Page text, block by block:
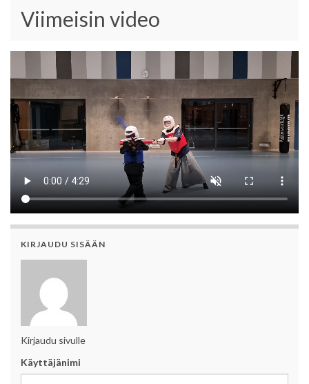
Viimeisin video
KIRJAUDU SISÄÄN
Kirjaudu sivulle
Käyttäjänimi